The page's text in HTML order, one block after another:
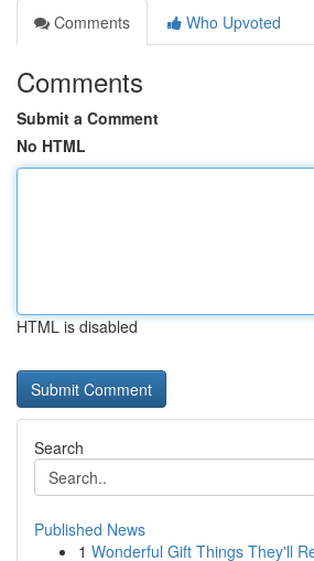
Comments
Who Upvoted
Comments
Submit a Comment
No HTML
HTML is disabled
Search
Published News
1 Wonderful Gift Things They'll